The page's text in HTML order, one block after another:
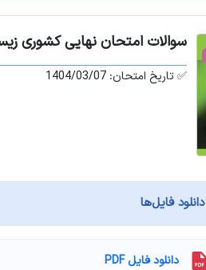
سوالات امتحان نهایی کشوری زیست شناسی (2) یازدهم با
✅ تاریخ امتحان: 1404/03/07
دانلود فایل‌ها
دانلود فایل PDF